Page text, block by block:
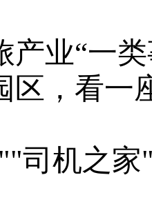
产业“一
区，看一
司机之